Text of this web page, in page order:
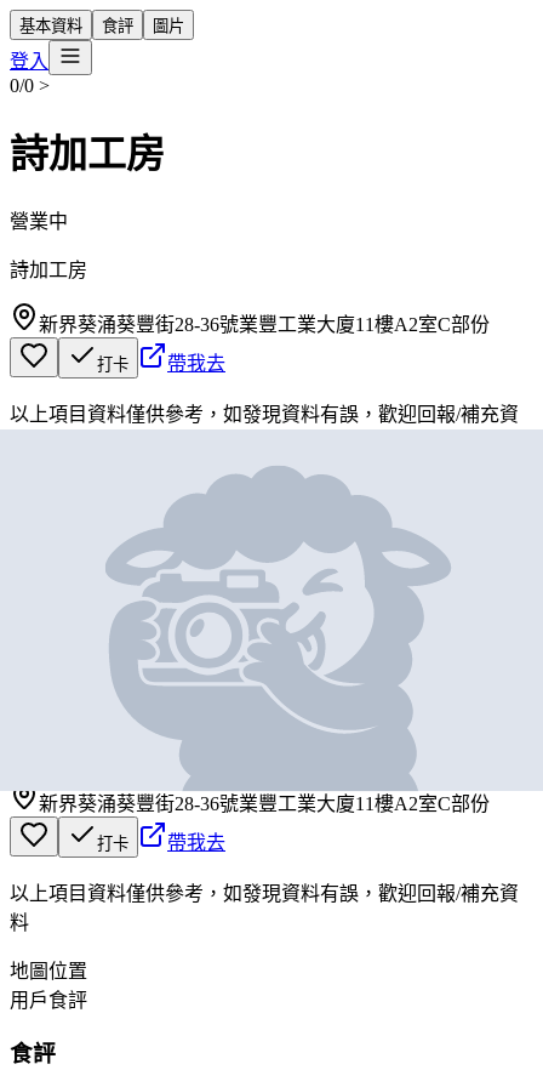
基本資料 食評 圖片
登入
0/0 >
詩加工房
營業中
詩加工房
新界葵涌葵豐街28-36號業豐工業大廈11樓A2室C部份
打卡 帶我去
以上項目資料僅供參考，如發現資料有誤，歡迎回報/補充資
詩加工房
新界葵涌葵豐街28-36號業豐工業大廈11樓A2室C部份
打卡 帶我去
以上項目資料僅供參考，如發現資料有誤，歡迎回報/補充資
料
地圖位置
用戶食評
食評